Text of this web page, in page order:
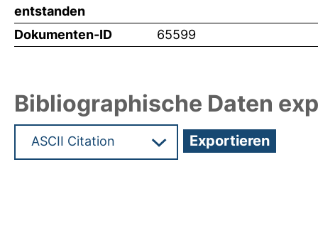
entstanden
Dokumenten-ID 65599
Bibliographische Daten